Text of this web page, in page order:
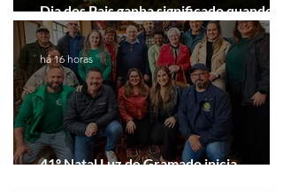
Dia dos Pais ganha significado quando o
presente é viver experiências juntos
41º Natal Luz de Gramado inicia
há 16 horas